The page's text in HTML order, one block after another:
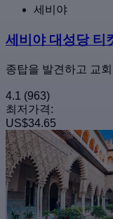
세비야
세비야 대성당 티
종탑을 발견하고 교
4.1 (963)
최저가격:
US$34.65